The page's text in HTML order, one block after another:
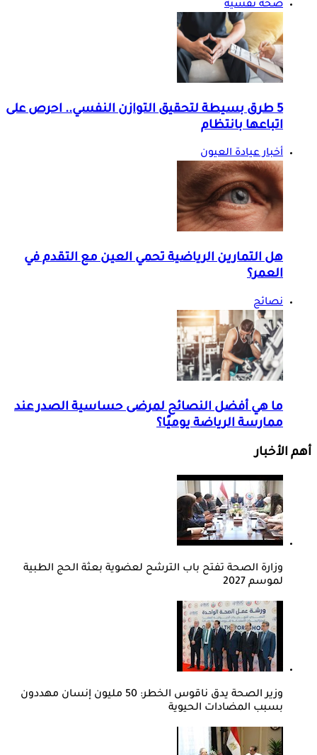
صحة نفسية
5 طرق بسيطة لتحقيق التوازن النفسي.. احرص على
اتباعها بانتظام
أخبار عيادة العيون
هل التمارين الرياضية تحمي العين مع التقدم في
العمر؟
نصائح
ما هي أفضل النصائح لمرضى حساسية الصدر عند
ممارسة الرياضة يوميًا؟
أهم الأخبار
وزارة الصحة تفتح باب الترشح لعضوية بعثة الحج الطبية
لموسم 2027
وزير الصحة يدق ناقوس الخطر: 50 مليون إنسان مهددون
بسبب المضادات الحيوية